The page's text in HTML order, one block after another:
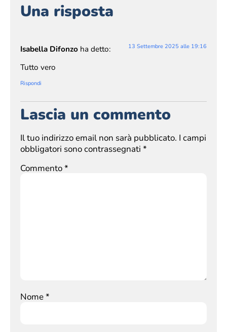
Una risposta
Isabella Difonzo ha detto: 13 Settembre 2025 alle 19:16
Tutto vero
Rispondi
Lascia un commento
Il tuo indirizzo email non sarà pubblicato. I campi
obbligatori sono contrassegnati *
Commento*
Nome*